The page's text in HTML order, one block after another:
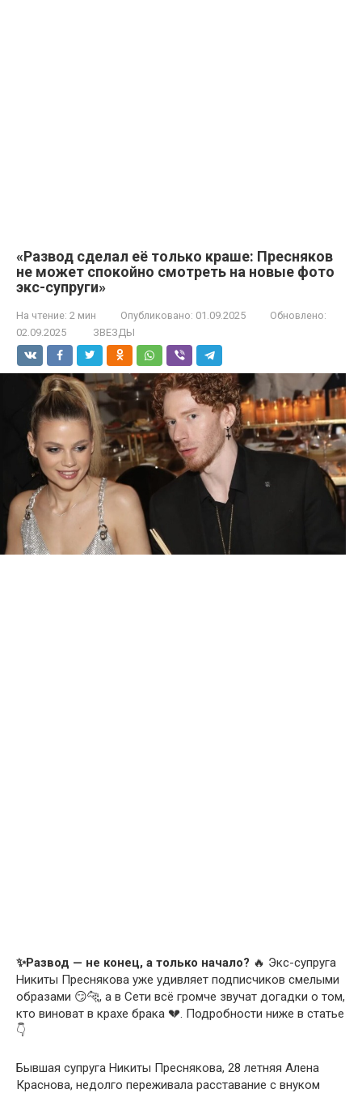
«Развод сделал её только краше: Пресняков
не может спокойно смотреть на новые фото
экс-супруги»
На чтение: 2 мин Опубликовано: 01.09.2025
Обновлено:
02.09.2025
ЗВЕЗДЫ
✨Развод — не конец, а только начало? 🔥 Экс-супруга
Никиты Преснякова уже удивляет подписчиков смелыми
образами 😏🐆, а в Сети всё громче звучат догадки о том,
кто виноват в крахе брака 💔. Подробности ниже в статье
👇
Бывшая супруга Никиты Преснякова, 28 летняя Алена
Краснова, недолго переживала расставание с внуком